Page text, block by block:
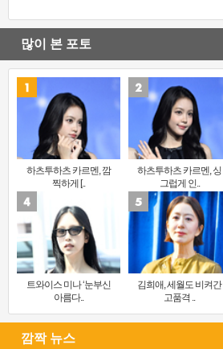
많이 본 포토
하츠투하츠 카르멘, 깜
찍하게 [..
하츠투하츠 카르멘, 싱
그럽게 인..
트와이스 미나 ‘눈부신
아름다..
김희애, 세월도 비켜간
고품격 ..
깜짝 뉴스